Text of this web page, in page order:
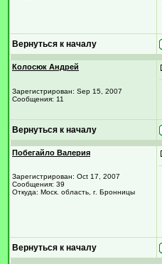
Вернуться к началу
Колосюк Андрей
Зарегистрирован: Sep 15, 2007
Сообщения: 11
Вернуться к началу
Побегайло Валерия
Зарегистрирован: Oct 17, 2007
Сообщения: 39
Откуда: Моск. область, г. Бронницы
Вернуться к началу